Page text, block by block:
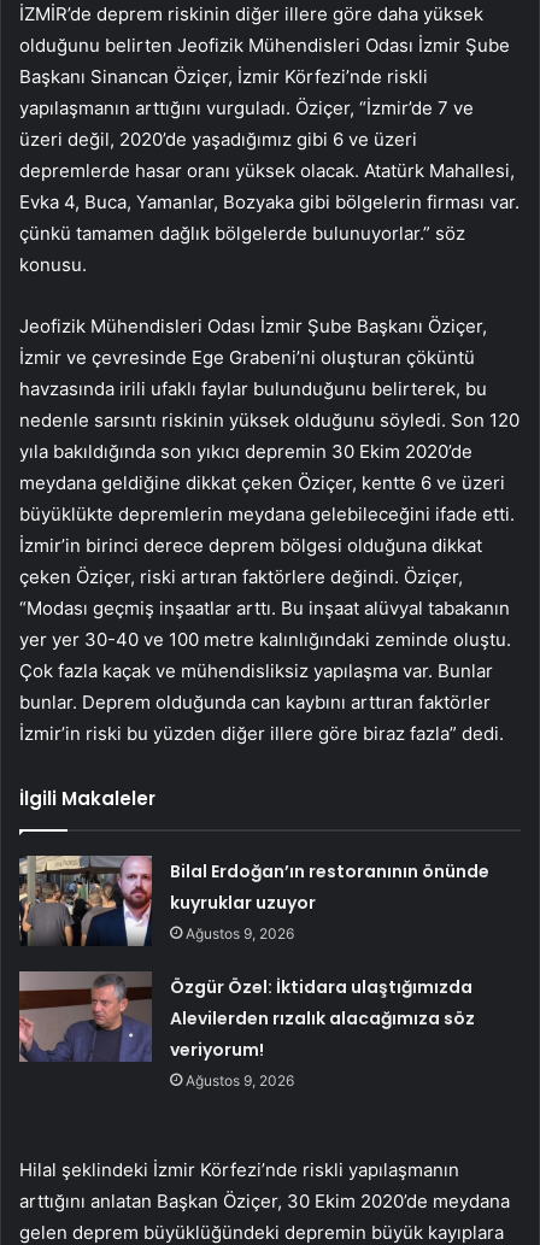
İZMİR’de deprem riskinin diğer illere göre daha yüksek
olduğunu belirten Jeofizik Mühendisleri Odası İzmir Şube
Başkanı Sinancan Öziçer, İzmir Körfezi’nde riskli
yapılaşmanın arttığını vurguladı. Öziçer, “İzmir’de 7 ve
üzeri değil, 2020’de yaşadığımız gibi 6 ve üzeri
depremlerde hasar oranı yüksek olacak. Atatürk Mahallesi,
Evka 4, Buca, Yamanlar, Bozyaka gibi bölgelerin firması var.
çünkü tamamen dağlık bölgelerde bulunuyorlar.” söz
konusu.
Jeofizik Mühendisleri Odası İzmir Şube Başkanı Öziçer,
İzmir ve çevresinde Ege Grabeni’ni oluşturan çöküntü
havzasında irili ufaklı faylar bulunduğunu belirterek, bu
nedenle sarsıntı riskinin yüksek olduğunu söyledi. Son 120
yıla bakıldığında son yıkıcı depremin 30 Ekim 2020’de
meydana geldiğine dikkat çeken Öziçer, kentte 6 ve üzeri
büyüklükte depremlerin meydana gelebileceğini ifade etti.
İzmir’in birinci derece deprem bölgesi olduğuna dikkat
çeken Öziçer, riski artıran faktörlere değindi. Öziçer,
“Modası geçmiş inşaatlar arttı. Bu inşaat alüvyal tabakanın
yer yer 30-40 ve 100 metre kalınlığındaki zeminde oluştu.
Çok fazla kaçak ve mühendisliksiz yapılaşma var. Bunlar
bunlar. Deprem olduğunda can kaybını arttıran faktörler
İzmir’in riski bu yüzden diğer illere göre biraz fazla” dedi.
İlgili Makaleler
Bilal Erdoğan’ın restoranının önünde
kuyruklar uzuyor
Ağustos 9, 2026
Özgür Özel: İktidara ulaştığımızda
Alevilerden rızalık alacağımıza söz
veriyorum!
Ağustos 9, 2026
Hilal şeklindeki İzmir Körfezi’nde riskli yapılaşmanın
arttığını anlatan Başkan Öziçer, 30 Ekim 2020’de meydana
gelen deprem büyüklüğündeki depremin büyük kayıplara